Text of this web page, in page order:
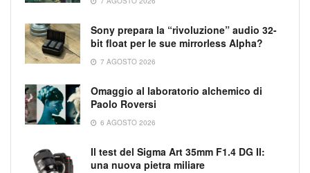
Sony prepara la “rivoluzione” audio 32-
bit float per le sue mirrorless Alpha?
7 AGOSTO 2026
Omaggio al laboratorio alchemico di
Paolo Roversi
6 AGOSTO 2026
Il test del Sigma Art 35mm F1.4 DG II:
una nuova pietra miliare